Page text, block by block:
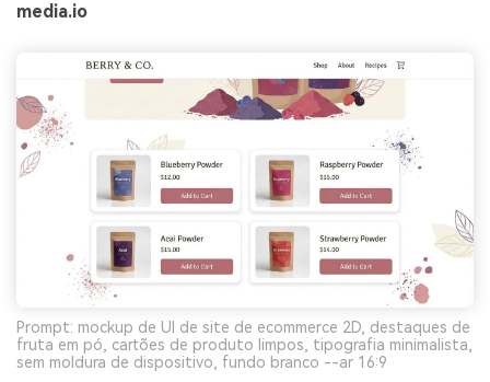
media.io
Prompt: mockup de UI de site de ecommerce 2D, destaques de
fruta em pó, cartões de produto limpos, tipografia minimalista,
sem moldura de dispositivo, fundo branco --ar 16:9